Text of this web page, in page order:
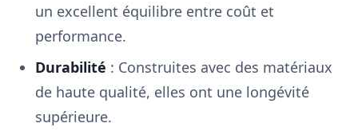
un excellent équilibre entre coût et
performance.
Durabilité : Construites avec des matériaux
de haute qualité, elles ont une longévité
supérieure.